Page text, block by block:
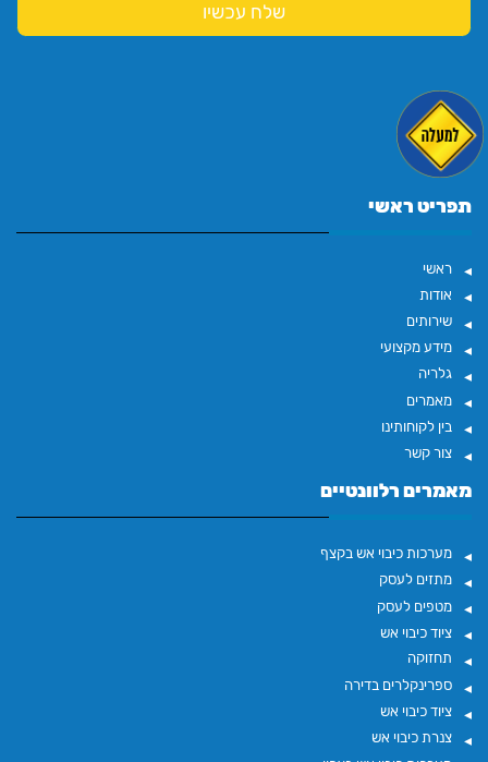
תפריט ראשי
ראשי
אודות
שירותים
מידע מקצועי
גלריה
מאמרים
בין לקוחותינו
צור קשר
מאמרים רלוונטיים
מערכות כיבוי אש בקצף
מתזים לעסק
מטפים לעסק
ציוד כיבוי אש
תחזוקה
ספרינקלרים בדירה
ציוד כיבוי אש
צנרת כיבוי אש